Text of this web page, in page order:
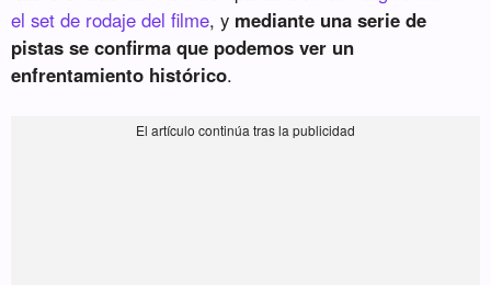
el set de rodaje del filme, y mediante una serie de
pistas se confirma que podemos ver un
enfrentamiento histórico.